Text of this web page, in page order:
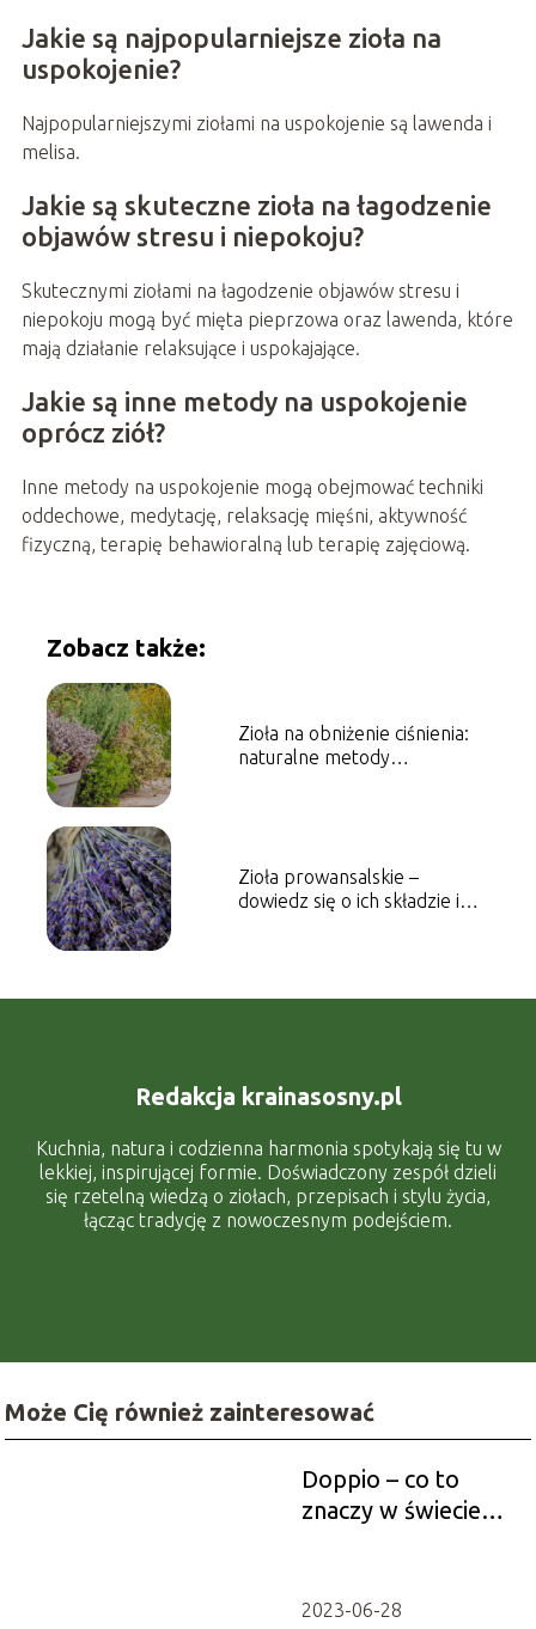
Jakie są najpopularniejsze zioła na
uspokojenie?
Najpopularniejszymi ziołami na uspokojenie są lawenda i
melisa.
Jakie są skuteczne zioła na łagodzenie
objawów stresu i niepokoju?
Skutecznymi ziołami na łagodzenie objawów stresu i
niepokoju mogą być mięta pieprzowa oraz lawenda, które
mają działanie relaksujące i uspokajające.
Jakie są inne metody na uspokojenie
oprócz ziół?
Inne metody na uspokojenie mogą obejmować techniki
oddechowe, medytację, relaksację mięśni, aktywność
fizyczną, terapię behawioralną lub terapię zajęciową.
Zobacz także:
Zioła na obniżenie ciśnienia:
naturalne metody
Zioła prowansalskie –
dowiedz się o ich składzie i
Redakcja krainasosny.pl
Kuchnia, natura i codzienna harmonia spotykają się tu w
lekkiej, inspirującej formie. Doświadczony zespół dzieli
się rzetelną wiedzą o ziołach, przepisach i stylu życia,
łącząc tradycję z nowoczesnym podejściem.
Może Cię również zainteresować
Doppio – co to
znaczy w świecie
2023-06-28